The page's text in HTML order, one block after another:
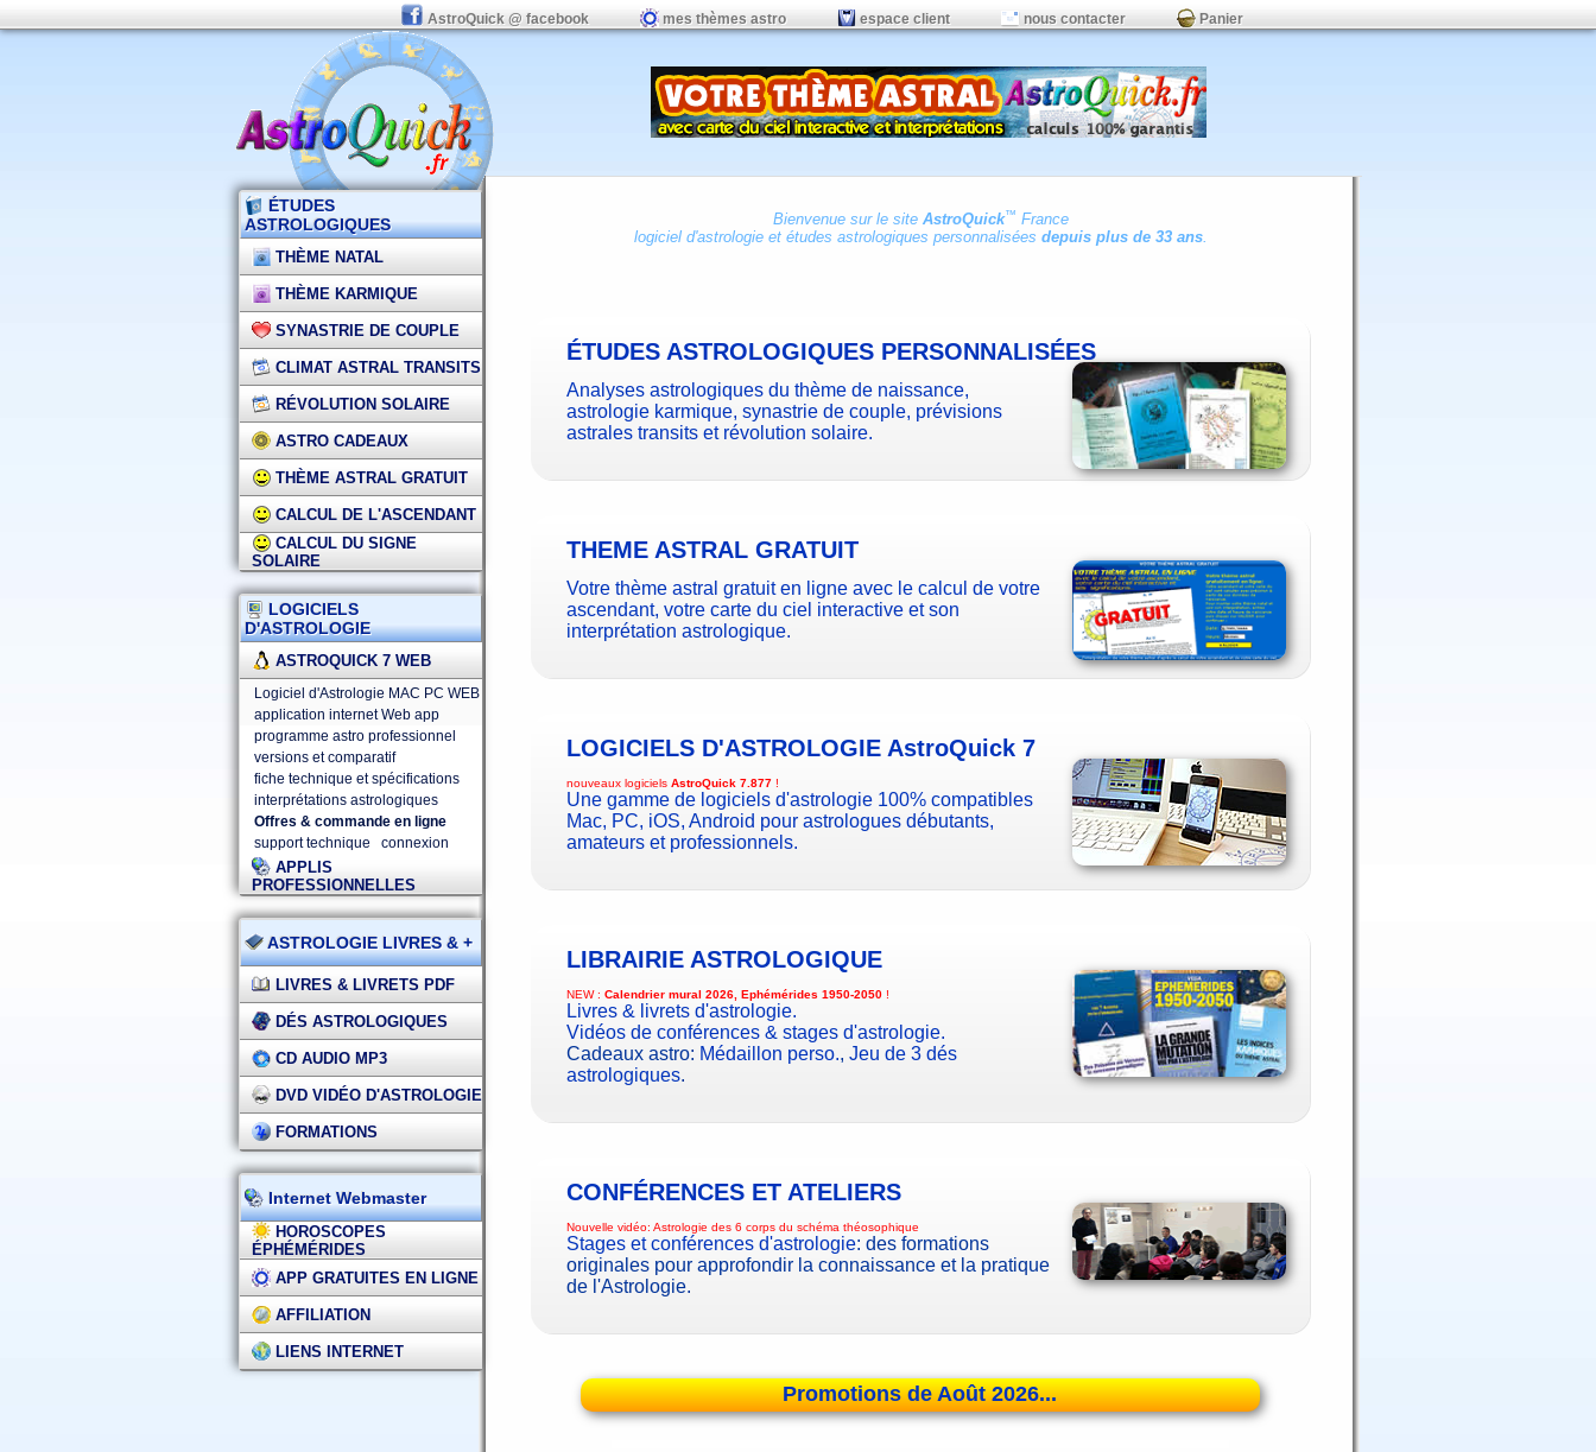
AstroQuick @ facebook mes thèmes astro espace client nous contacter Panier
ÉTUDES
ASTROLOGIQUES
THÈME NATAL
THÈME KARMIQUE
SYNASTRIE DE COUPLE
CLIMAT ASTRAL TRANSITS
RÉVOLUTION SOLAIRE
ASTRO CADEAUX
THÈME ASTRAL GRATUIT
CALCUL DE L'ASCENDANT
CALCUL DU SIGNE
SOLAIRE
LOGICIELS
D'ASTROLOGIE
ASTROQUICK 7 WEB
Logiciel d'Astrologie MAC PC WEB
application internet Web app
programme astro professionnel
versions et comparatif
fiche technique et spécifications
interprétations astrologiques
Offres & commande en ligne
support technique
connexion
APPLIS
PROFESSIONNELLES
ASTROLOGIE LIVRES & +
LIVRES & LIVRETS PDF
DÉS ASTROLOGIQUES
CD AUDIO MP3
DVD VIDÉO D'ASTROLOGIE
FORMATIONS
Internet Webmaster
HOROSCOPES
ÉPHÉMÉRIDES
APP GRATUITES EN LIGNE
AFFILIATION
LIENS INTERNET
Bienvenue sur le site AstroQuick™ France
logiciel d'astrologieet études astrologiques personnalisées depuis plus de 33 ans.
ÉTUDES ASTROLOGIQUES PERSONNALISÉES
Analyses astrologiques du thème de naissance,
astrologie karmique, synastrie de couple, prévisions
astrales transits et révolution solaire.
THEME ASTRAL GRATUIT
Votre thème astral gratuit en ligne avec le calcul de votre
ascendant, votre carte du ciel interactive et son
interprétation astrologique.
LOGICIELS D'ASTROLOGIE AstroQuick 7
nouveaux logiciels AstroQuick 7.877 !
Une gamme de logiciels d'astrologie 100% compatibles
Mac, PC, iOS, Android pour astrologues débutants,
amateurs et professionnels.
LIBRAIRIE ASTROLOGIQUE
NEW : Calendrier mural 2026, Ephémérides 1950-2050 !
Livres & livrets d'astrologie.
Vidéos de conférences & stages d'astrologie.
Cadeaux astro: Médaillon perso., Jeu de 3 dés
astrologiques.
CONFÉRENCES ET ATELIERS
Nouvelle vidéo: Astrologie des 6 corps du schéma théosophique
Stages et conférences d'astrologie: des formations
originales pour approfondir la connaissance et la pratique
de l'Astrologie.
Promotions de Août 2026...